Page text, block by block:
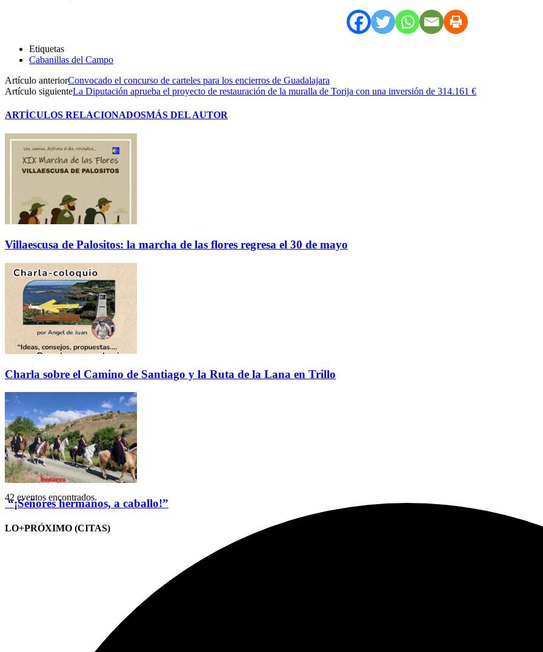
Etiquetas
Cabanillas del Campo
Artículo anteriorConvocado el concurso de carteles para los encierros de Guadalajara
Artículo siguienteLa Diputación aprueba el proyecto de restauración de la muralla de Torija con una inversión de 314.161 €
ARTÍCULOS RELACIONADOSMÁS DEL AUTOR
Villaescusa de Palositos: la marcha de las flores regresa el 30 de mayo
Charla sobre el Camino de Santiago y la Ruta de la Lana en Trillo
“¡Señores hermanos, a caballo!”
LO+PRÓXIMO (CITAS)
42 eventos encontrados.